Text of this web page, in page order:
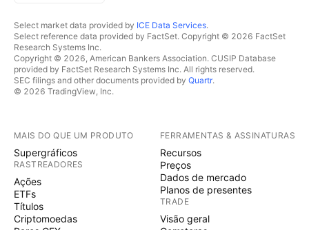
Select market data provided by ICE Data Services.
Select reference data provided by FactSet. Copyright © 2026 FactSet
Research Systems Inc.
Copyright © 2026, American Bankers Association. CUSIP Database
provided by FactSet Research Systems Inc. All rights reserved.
SEC filings and other documents provided by Quartr.
© 2026 TradingView, Inc.
MAIS DO QUE UM PRODUTO
Supergráficos
RASTREADORES
Ações
ETFs
Títulos
Criptomoedas
FERRAMENTAS & ASSINATURAS
Recursos
Preços
Dados de mercado
Planos de presentes
TRADE
Visão geral